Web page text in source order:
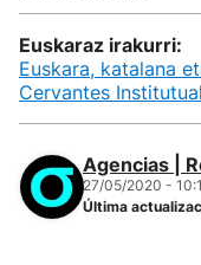
Euskaraz irakurri:
Euskara, katalana
Cervantes
Agencias |
27/05/2020 -
Última